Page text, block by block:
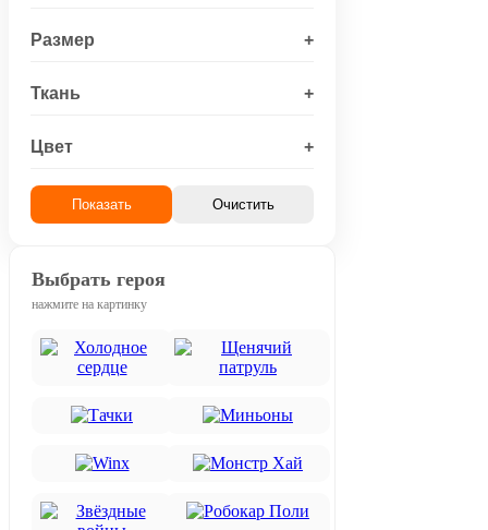
Размер +
Ткань +
Цвет +
Показать Очистить
Выбрать героя
нажмите на картинку